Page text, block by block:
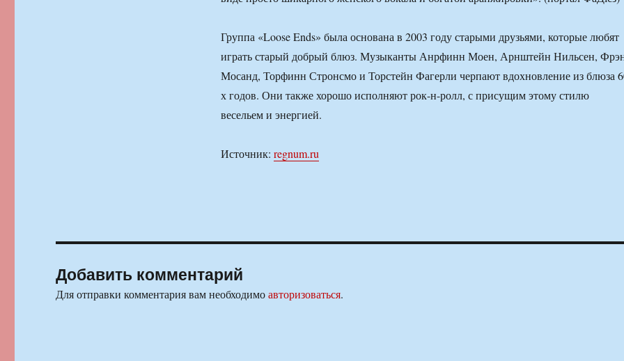
Группа «Loose Ends» была основана в 2003 году старыми друзьями, которые любят
играть старый добрый блюз. Музыканты Анрфинн Моен, Арнштейн Нильсен,
Мосанд, Торфинн Стронсмо и Торстейн Фагерли черпают вдохновление из блюза
х годов. Они также хорошо исполняют рок-н-ролл, с присущим этому стилю
весельем и энергией.
Источник: regnum.ru
Добавить комментарий
Для отправки комментария вам необходимоавторизоваться.